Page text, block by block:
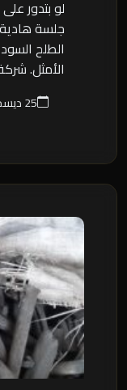
لو بتدور
جلسة
الطلح
الأمثل.
25 ديسمبر 2025